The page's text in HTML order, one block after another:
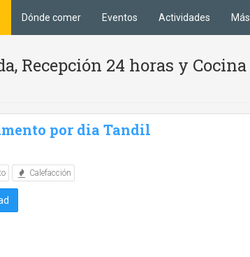
Dónde comer Eventos Actividades Más
Recepción 24 horas y Cocina
por dia Tandil
Calefacción